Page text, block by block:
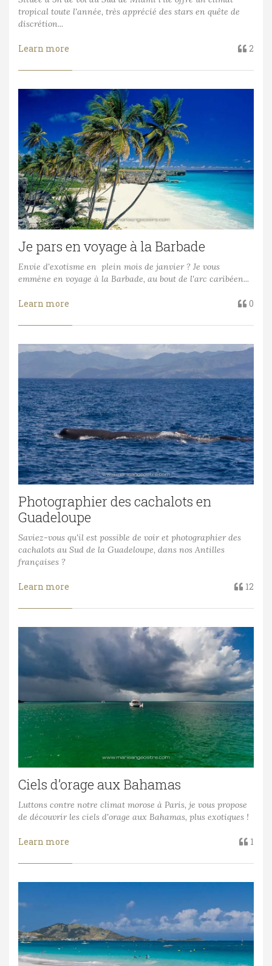
tropical toute l'année, très apprécié des stars en quête de
discrétion...
Learn more 2
Je pars en voyage à la Barbade
Envie d'exotisme en plein mois de janvier ? Je vous
emmène en voyage à la Barbade, au bout de l'arc caribéen...
Learn more 0
Photographier des cachalots en
Guadeloupe
Saviez-vous qu'il est possible de voir et photographier des
cachalots au Sud de la Guadeloupe, dans nos Antilles
françaises ?
Learn more 12
Ciels d’orage aux Bahamas
Luttons contre notre climat morose à Paris, je vous propose
de découvrir les ciels d'orage aux Bahamas, plus exotiques !
Learn more 1